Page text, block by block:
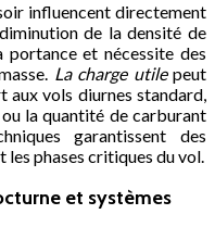
influencent directement
de la densité de
portance et nécessite des
La charge utilepeut
vols diurnes standard,
la quantité de carburant
garantissent des
phases critiques du vol.
et systèmes